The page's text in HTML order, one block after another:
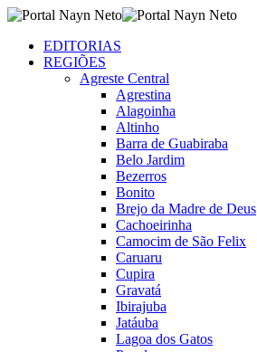
EDITORIAS
REGIÕES
Agreste Central
Agrestina
Alagoinha
Altinho
Barra de Guabiraba
Belo Jardim
Bezerros
Bonito
Brejo da Madre de Deus
Cachoeirinha
Camocim de São Felix
Caruaru
Cupira
Gravatá
Ibirajuba
Jatáuba
Lagoa dos Gatos